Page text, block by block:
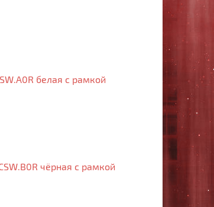
белая с рамкой
чёрная с рамкой